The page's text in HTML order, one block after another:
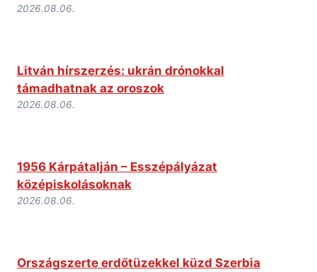
2026.08.06.
Litván hírszerzés: ukrán drónokkal
támadhatnak az oroszok
2026.08.06.
1956 Kárpátalján – Esszépályázat
középiskolásoknak
2026.08.06.
Országszerte erdőtüzekkel küzd Szerbia